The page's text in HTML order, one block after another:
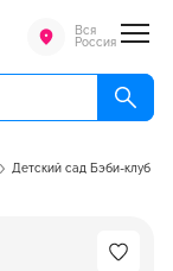
Вся
Россия
Детский сад Бэби-клуб